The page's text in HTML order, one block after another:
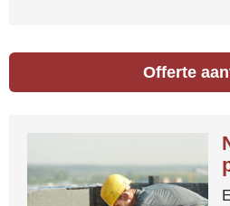
Offerte